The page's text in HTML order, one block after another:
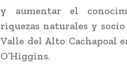
y aumentar el
riquezas naturales y
Valle del Alto Cachapoal
O’Higgins.